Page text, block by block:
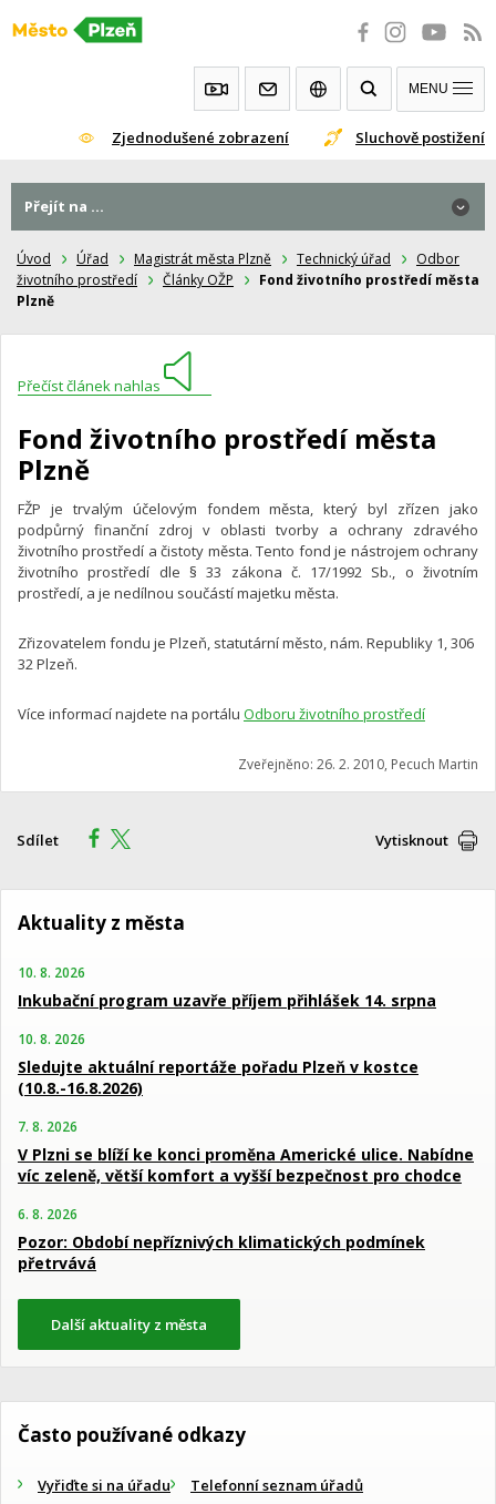
Přeskočit
Zjednodušené zobrazení Sluchově postižení
MENU
Úvod Úřad Magistrát města Plzně Technický úřad
Odbor
životního prostředí
Články OŽP
Fond životního prostředí města
Plzně
Přečíst článek nahlas
Fond životního prostředí města
Plzně
FŽP je trvalým účelovým fondem města, který byl zřízen jako
podpůrný finanční zdroj v oblasti tvorby a ochrany zdravého
životního prostředí a čistoty města. Tento fond je nástrojem ochrany
životního prostředí dle § 33 zákona č. 17/1992 Sb., o životním
prostředí, a je nedílnou součástí majetku města.
Zřizovatelem fondu je Plzeň, statutární město, nám. Republiky 1, 306
32 Plzeň.
Více informací najdete na portálu Odboru životního prostředí
Zveřejněno: 26. 2. 2010, Pecuch Martin
Sdílet Vytisknout
Přejít na ...
Aktuality z města
10. 8. 2026
Inkubační program uzavře příjem přihlášek 14. srpna
10. 8. 2026
Sledujte aktuální reportáže pořadu Plzeň v kostce
(10.8.-16.8.2026)
7. 8. 2026
V Plzni se blíží ke konci proměna Americké ulice. Nabídne
víc zeleně, větší komfort a vyšší bezpečnost pro chodce
6. 8. 2026
Pozor: Období nepříznivých klimatických podmínek
přetrvává
Další aktuality z města
Často používané odkazy
Vyřiďte si na úřadu
Telefonní seznam úřadů